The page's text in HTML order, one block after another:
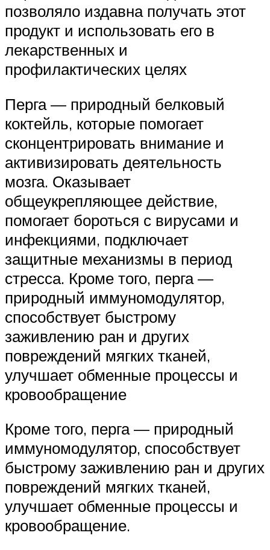
позволяло издавна получать этот
продукт и использовать его в
лекарственных и
профилактических целях
Перга — природный белковый
коктейль, которые помогает
сконцентрировать внимание и
активизировать деятельность
мозга. Оказывает
общеукрепляющее действие,
помогает бороться с вирусами и
инфекциями, подключает
защитные механизмы в период
стресса. Кроме того, перга —
природный иммуномодулятор,
способствует быстрому
заживлению ран и других
повреждений мягких тканей,
улучшает обменные процессы и
кровообращение
Кроме того, перга — природный
иммуномодулятор, способствует
быстрому заживлению ран и других
повреждений мягких тканей,
улучшает обменные процессы и
кровообращение.